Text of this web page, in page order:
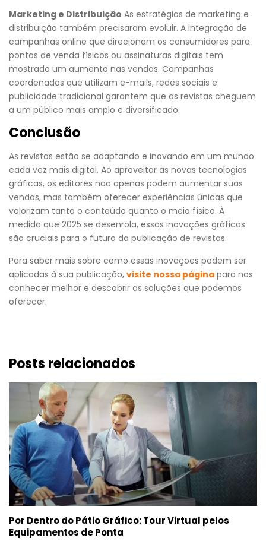
Marketing e Distribuição As estratégias de marketing e
distribuição também precisaram evoluir. A integração de
campanhas online que direcionam os consumidores para
pontos de venda físicos ou assinaturas digitais tem
mostrado um aumento nas vendas. Campanhas
coordenadas que utilizam e-mails, redes sociais e
publicidade tradicional garantem que as revistas cheguem
a um público mais amplo e diversificado.
Conclusão
As revistas estão se adaptando e inovando em um mundo
cada vez mais digital. Ao aproveitar as novas tecnologias
gráficas, os editores não apenas podem aumentar suas
vendas, mas também oferecer experiências únicas que
valorizam tanto o conteúdo quanto o meio físico. À
medida que 2025 se desenrola, essas inovações gráficas
são cruciais para o futuro da publicação de revistas.
Para saber mais sobre como essas inovações podem ser
aplicadas à sua publicação, visite nossa página para nos
conhecer melhor e descobrir as soluções que podemos
oferecer.
Posts relacionados
Por Dentro do Pátio Gráfico: Tour Virtual pelos
Equipamentos de Ponta